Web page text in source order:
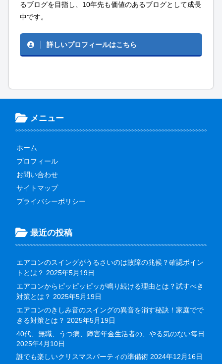
るブログを目指し、10年先も価値のあるブログとして成長
中です。
詳しいプロフィールはこちら
メニュー
ホーム
プロフィール
お問い合わせ
サイトマップ
プライバシーポリシー
最近の投稿
エアコンのスイングがうるさいのは故障の兆候？確認ポイン
トとは？ 2025年5月19日
エアコンからピッピッピッが鳴り続ける理由とは？試すべき
対策とは？ 2025年5月19日
エアコンのきしみ音のスイングの異音を消す秘訣！家庭でで
きる対策とは？ 2025年5月19日
40代、無職、うつ病、障害年金生活者の、やる気のない毎日
2025年4月10日
誰でも楽しいクリスマスパーティの準備術 2024年12月16日